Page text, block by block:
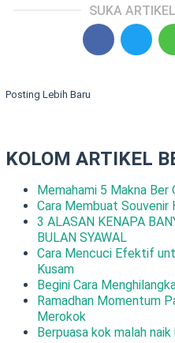
SUKA
Posting Lebih Baru
KOLOM ARTIKEL
Memahami 5 Makna Ber
Cara Membuat Souvenir
3 ALASAN KENAPA
BULAN SYAWAL
Cara Mencuci Efektif
Kusam
Begini Cara
Ramadhan Momentum
Merokok
Berpuasa kok malah